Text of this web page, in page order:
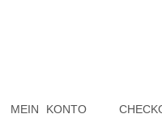
MEIN KONTO